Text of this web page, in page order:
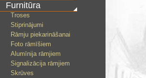
Furnitūra
Troses
Stiprinājumi
Rāmju piekarināšanai
Foto rāmīšiem
Alumīnija rāmjiem
Signalizācija rāmjiem
Skrūves